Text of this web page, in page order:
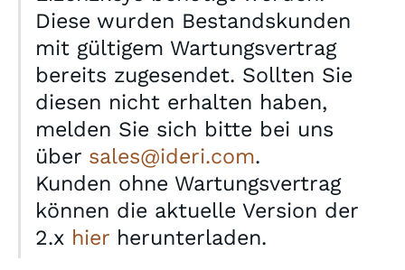
Diese wurden Bestandskunden
mit gültigem Wartungsvertrag
bereits zugesendet. Sollten Sie
diesen nicht erhalten haben,
melden Sie sich bitte bei uns
über sales@ideri.com.
Kunden ohne Wartungsvertrag
können die aktuelle Version der
2.x hierherunterladen.